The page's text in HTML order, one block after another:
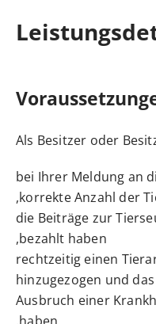
Als Besitzer oder
bei Ihrer Meldung an
korrekte Anzahl der
die Beiträge zur
bezahlt haben,
rechtzeitig einen
hinzugezogen und
Ausbruch einer